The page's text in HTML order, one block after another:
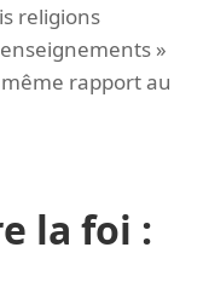
religions
»
rapport au
la foi :